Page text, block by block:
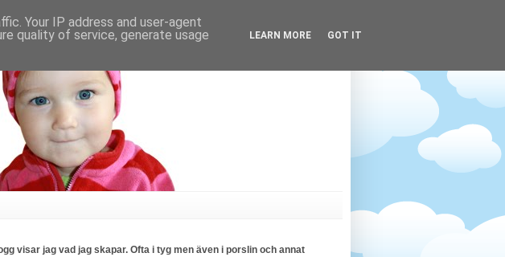
visar jag vad jag skapar. Ofta i tyg men även i porslin och annat
Your IP address and user-agent
quality of service, generate usage
LEARN MORE GOT IT